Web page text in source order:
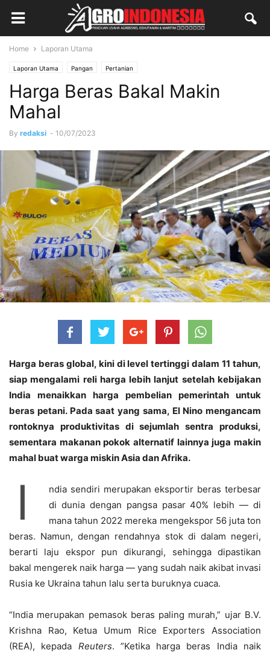
Home Laporan Utama
Laporan Utama Pangan Pertanian
Harga Beras Bakal Makin
Mahal
By redaksi - 10/07/2023
Harga beras global, kini di level tertinggi dalam 11 tahun,
siap mengalami reli harga lebih lanjut setelah kebijakan
India menaikkan harga pembelian pemerintah untuk
beras petani. Pada saat yang sama, El Nino mengancam
rontoknya produktivitas di sejumlah sentra produksi,
sementara makanan pokok alternatif lainnya juga makin
mahal buat warga miskin Asia dan Afrika.
I
ndia sendiri merupakan eksportir beras terbesar
di dunia dengan pangsa pasar 40% lebih — di
mana tahun 2022 mereka mengekspor 56 juta ton
beras. Namun, dengan rendahnya stok di dalam negeri,
berarti laju ekspor pun dikurangi, sehingga dipastikan
bakal mengerek naik harga — yang sudah naik akibat invasi
Rusia ke Ukraina tahun lalu serta buruknya cuaca.
“India merupakan pemasok beras paling murah,” ujar B.V.
Krishna Rao, Ketua Umum Rice Exporters Association
(REA), kepada Reuters. ”Ketika harga beras India naik